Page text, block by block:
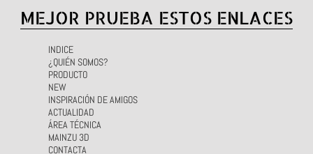
MEJOR PRUEBA ESTOS ENLACES
INDICE
¿QUIÉN SOMOS?
PRODUCTO
NEW
INSPIRACIÓN DE AMIGOS
ACTUALIDAD
ÁREA TÉCNICA
MAINZU 3D
CONTACTA